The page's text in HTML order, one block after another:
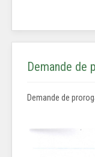
Demande de
Demande de